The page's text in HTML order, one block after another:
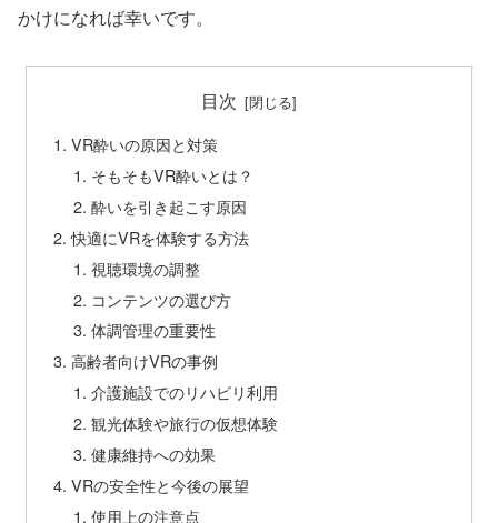
かけになれば幸いです。
目次
VR酔いの原因と対策
そもそもVR酔いとは？
酔いを引き起こす原因
快適にVRを体験する方法
視聴環境の調整
コンテンツの選び方
体調管理の重要性
高齢者向けVRの事例
介護施設でのリハビリ利用
観光体験や旅行の仮想体験
健康維持への効果
VRの安全性と今後の展望
使用上の注意点